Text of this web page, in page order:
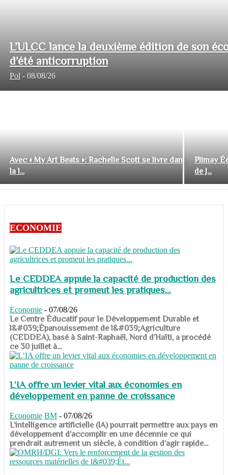
L’ULCC lance la deuxième édition de son
d’été anticorruption
Pol - 08/08/26
Avec « My Art Beats »: Rachelle Scott se livre dans
la l...
Plimay
de J...
ECONOMIE
Le CEDDEA appuie la capacité de production des
agricultrices et promeut les pratiques...
Economie - 07/08/26
​​​​​​​Le Centre Éducatif pour le Développement Durable et
l&#039;Épanouissement de l&#039;Agriculture
(CEDDEA), basé à Saint-Raphaël, Nord d’Haïti, a procédé
ce 30 juillet à...
L’IA offre un levier vital aux économies en
développement en panne de croissance
Economie BM - 07/08/26
​​​​​​​L’intelligence artificielle (IA) pourrait permettre aux pays en
développement d’accomplir en une décennie ce qui
prendrait autrement un siècle, à condition d’agir rapide...